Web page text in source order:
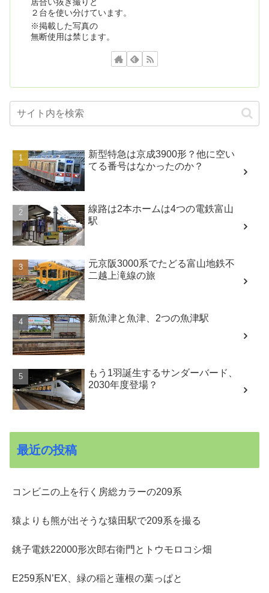
２台を使い分けています。
※掲載した写真の
無断使用は禁じます。
新型特急は京成3900形？他に空い
てる番号はなかったのか？
線路は2本ホームは4つの電鉄富山
駅
元京阪3000系でたどる富山地鉄不
二越上滝線の旅
新魚津と魚津、2つの魚津駅
もう1羽誕生するサンダーバード、
2030年度登場？
最近の投稿
コンビニの上を行く房総カラーの209系
猿よりも熊が出そうな猿田駅で209系を撮る
銚子電鉄22000形次郎右衛門とトウモロコシ畑
E259系N’EX、緑の稲と蓮根の葉っぱと